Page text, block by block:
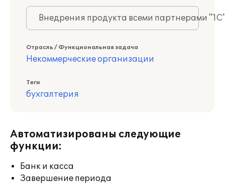
Внедрения продукта всеми партнерами
Отрасль / Функциональная задача
Некоммерческие организации
Теги
бухгалтерия
Автоматизированы следующие
функции:
Банк и касса
Завершение периода